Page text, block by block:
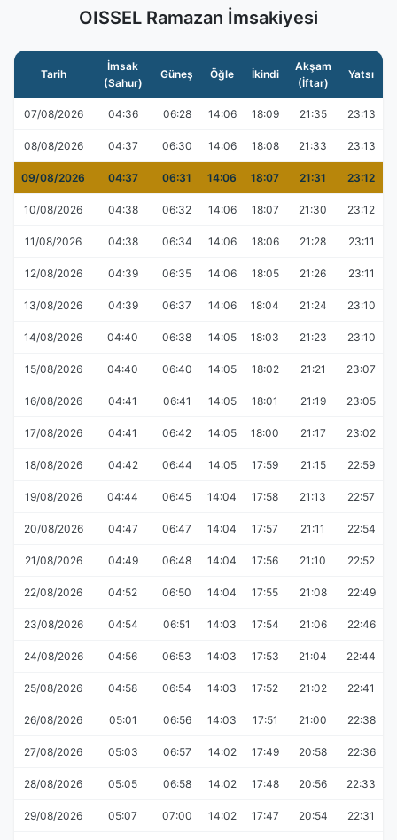
OISSEL Ramazan İmsakiyesi
Tarih
İmsak
(Sahur)
Güneş Öğle İkindi
Akşam
(İftar)
Yatsı
07/08/2026 04:36 06:28 14:06 18:09 21:35 23:13
08/08/2026 04:37 06:30 14:06 18:08 21:33 23:13
09/08/2026 04:37 06:31 14:06 18:07 21:31 23:12
10/08/2026 04:38 06:32 14:06 18:07 21:30 23:12
11/08/2026 04:38 06:34 14:06 18:06 21:28 23:11
12/08/2026 04:39 06:35 14:06 18:05 21:26 23:11
13/08/2026 04:39 06:37 14:06 18:04 21:24 23:10
14/08/2026 04:40 06:38 14:05 18:03 21:23 23:10
15/08/2026 04:40 06:40 14:05 18:02 21:21 23:07
16/08/2026 04:41 06:41 14:05 18:01 21:19 23:05
17/08/2026 04:41 06:42 14:05 18:00 21:17 23:02
18/08/2026 04:42 06:44 14:05 17:59 21:15 22:59
19/08/2026 04:44 06:45 14:04 17:58 21:13 22:57
20/08/2026 04:47 06:47 14:04 17:57 21:11 22:54
21/08/2026 04:49 06:48 14:04 17:56 21:10 22:52
22/08/2026 04:52 06:50 14:04 17:55 21:08 22:49
23/08/2026 04:54 06:51 14:03 17:54 21:06 22:46
24/08/2026 04:56 06:53 14:03 17:53 21:04 22:44
25/08/2026 04:58 06:54 14:03 17:52 21:02 22:41
26/08/2026 05:01 06:56 14:03 17:51 21:00 22:38
27/08/2026 05:03 06:57 14:02 17:49 20:58 22:36
28/08/2026 05:05 06:58 14:02 17:48 20:56 22:33
29/08/2026 05:07 07:00 14:02 17:47 20:54 22:31